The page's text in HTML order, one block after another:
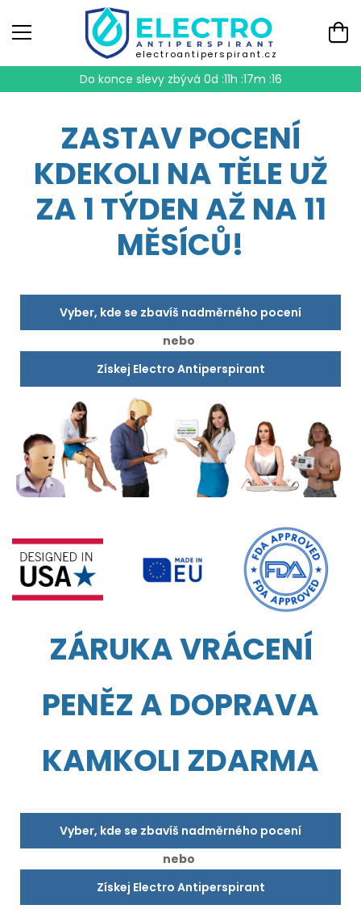
electroantiperspirant.cz
Do konce slevy zbývá 0d :11h :17m :15
ZASTAV POCENÍ
KDEKOLI NA TĚLE UŽ
ZA 1 TÝDEN AŽ NA 11
MĚSÍCŮ!
Vyber, kde se zbavíš nadměrného pocení
nebo
Získej Electro Antiperspirant
ZÁRUKA VRÁCENÍ
PENĚZ A DOPRAVA
KAMKOLI ZDARMA
Vyber, kde se zbavíš nadměrného pocení
nebo
Získej Electro Antiperspirant